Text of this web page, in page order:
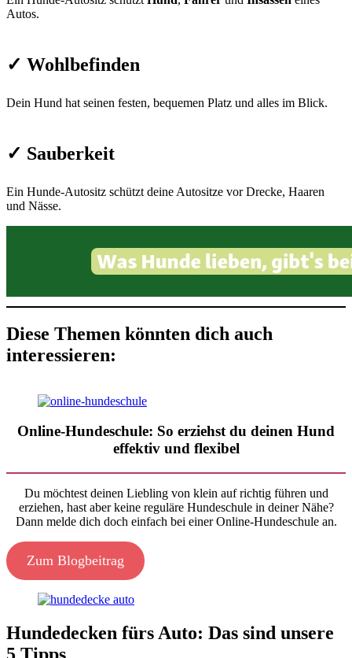
Autos.
✓ Wohlbefinden
Dein Hund hat seinen festen, bequemen Platz und alles im Blick.
✓ Sauberkeit
Ein Hunde-Autositz schützt deine Autositze vor Drecke, Haaren
und Nässe.
Diese Themen könnten dich auch
interessieren:
Online-Hundeschule: So erziehst du deinen Hund
effektiv und flexibel
Du möchtest deinen Liebling von klein auf richtig führen und
erziehen, hast aber keine reguläre Hundeschule in deiner Nähe?
Dann melde dich doch einfach bei einer Online-Hundeschule an.
Zum Blogbeitrag
Hundedecken fürs Auto: Das sind unsere